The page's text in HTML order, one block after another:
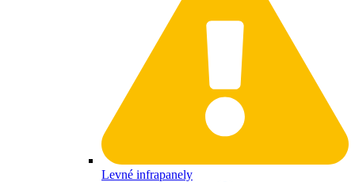
Levné infrapanely